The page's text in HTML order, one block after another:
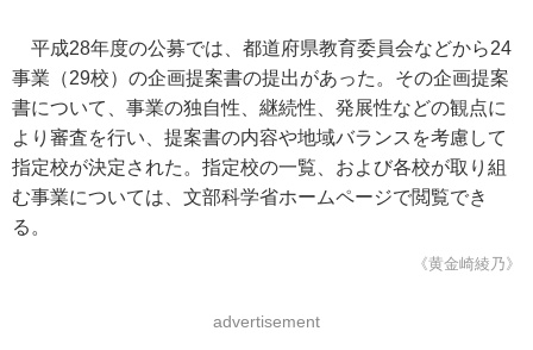
平成28年度の公募では、都道府県教育委員会などから24
事業（29校）の企画提案書の提出があった。その企画提案
書について、事業の独自性、継続性、発展性などの観点に
より審査を行い、提案書の内容や地域バランスを考慮して
指定校が決定された。指定校の一覧、および各校が取り組
む事業については、文部科学省ホームページで閲覧でき
る。
《黄金崎綾乃》
advertisement